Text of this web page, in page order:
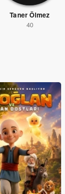
Taner Ölmez
40